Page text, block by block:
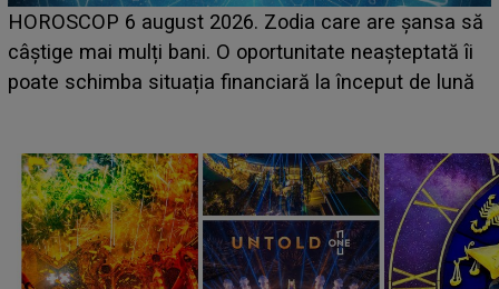
HOROSCOP 6 august 2026. Zodia care are șansa să
câștige mai mulți bani. O oportunitate neașteptată îi
poate schimba situația financiară la început de lună